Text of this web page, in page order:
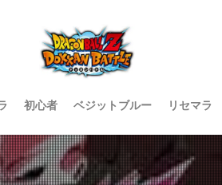
初心者 ベジットブルー リセマラ